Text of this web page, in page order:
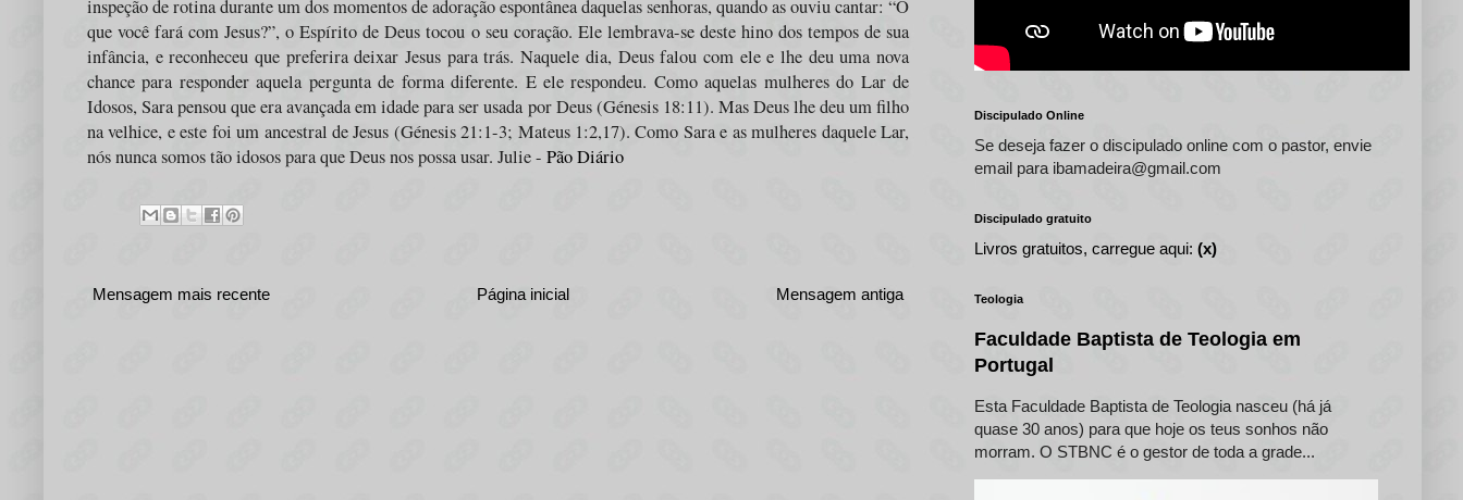
inspeção de rotina durante um dos momentos de adoração espontânea daquelas senhoras, quando as ouviu cantar: “O
que você fará com Jesus?”, o Espírito de Deus tocou o seu coração. Ele lembrava-se deste hino dos tempos de sua
infância, e reconheceu que preferira deixar Jesus para trás. Naquele dia, Deus falou com ele e lhe deu uma nova
chance para responder aquela pergunta de forma diferente. E ele respondeu. Como aquelas mulheres do Lar de
Idosos, Sara pensou que era avançada em idade para ser usada por Deus (Génesis 18:11). Mas Deus lhe deu um filho
na velhice, e este foi um ancestral de Jesus (Génesis 21:1-3; Mateus 1:2,17). Como Sara e as mulheres daquele Lar,
nós nunca somos tão idosos para que Deus nos possa usar. Julie - Pão Diário
Mensagem mais recente Mensagem antiga
Página inicial
Discipulado Online
Se deseja fazer o discipulado online com o pastor, envie
email para ibamadeira@gmail.com
Discipulado gratuito
Livros gratuitos, carregue aqui: (x)
Teologia
Faculdade Baptista de Teologia em
Portugal
Esta Faculdade Baptista de Teologia nasceu (há já
quase 30 anos) para que hoje os teus sonhos não
morram. O STBNC é o gestor de toda a grade...